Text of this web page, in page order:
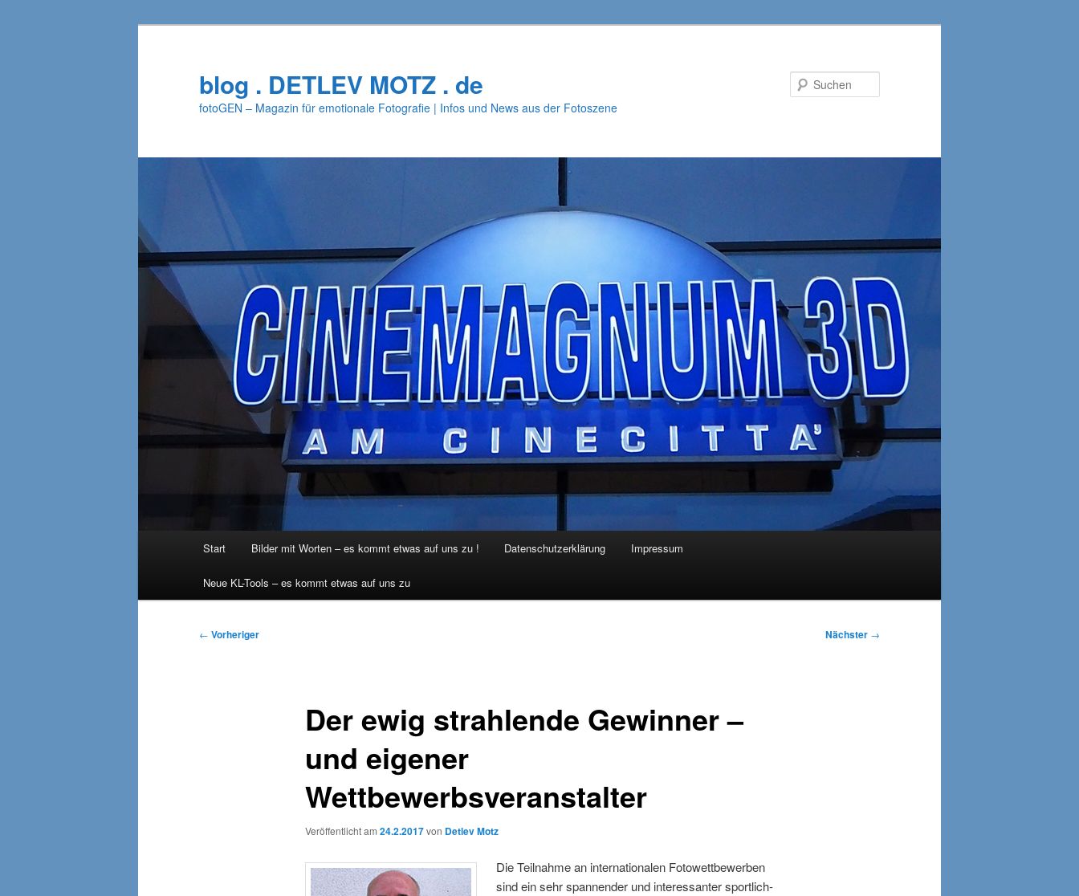
blog . DETLEV MOTZ . de
fotoGEN – Magazin für emotionale Fotografie | Infos und News aus der Fotoszene
Start Bilder mit Worten – es kommt etwas auf uns zu ! Datenschutzerklärung Impressum
Neue KL-Tools – es kommt etwas auf uns zu
Beitragsnavigation
← Vorheriger Nächster →
Der ewig strahlende Gewinner –
und eigener
Wettbewerbsveranstalter
Veröffentlicht am 24.2.2017von Detlev Motz
Die Teilnahme an internationalen Fotowettbewerben
sind ein sehr spannender und interessanter sportlich-